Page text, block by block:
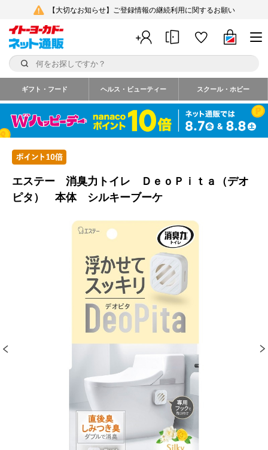
【大切なお知らせ】ご登録情報の継続利用に関するお願い
ギフト・フード ヘルス・ビューティー スクール・ホビー
エステー 消臭力トイレ ＤｅｏＰｉｔａ（デオ
ピタ） 本体 シルキーブーケ